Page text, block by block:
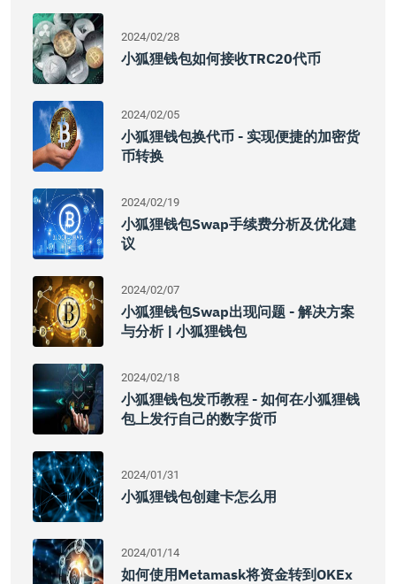
2024/02/28
小狐狸钱包如何接收TRC20代币
2024/02/05
小狐狸钱包换代币 - 实现便捷的加密货
币转换
2024/02/19
小狐狸钱包swap手续费分析及优化建
议
2024/02/07
小狐狸钱包Swap出现问题 - 解决方案
与分析 | 小狐狸钱包
2024/02/18
小狐狸钱包发币教程 - 如何在小狐狸钱
包上发行自己的数字货币
2024/01/31
小狐狸钱包创建卡怎么用
2024/01/14
如何使用Metamask将资金转到OKEx